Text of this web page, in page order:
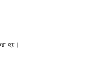
হয়।